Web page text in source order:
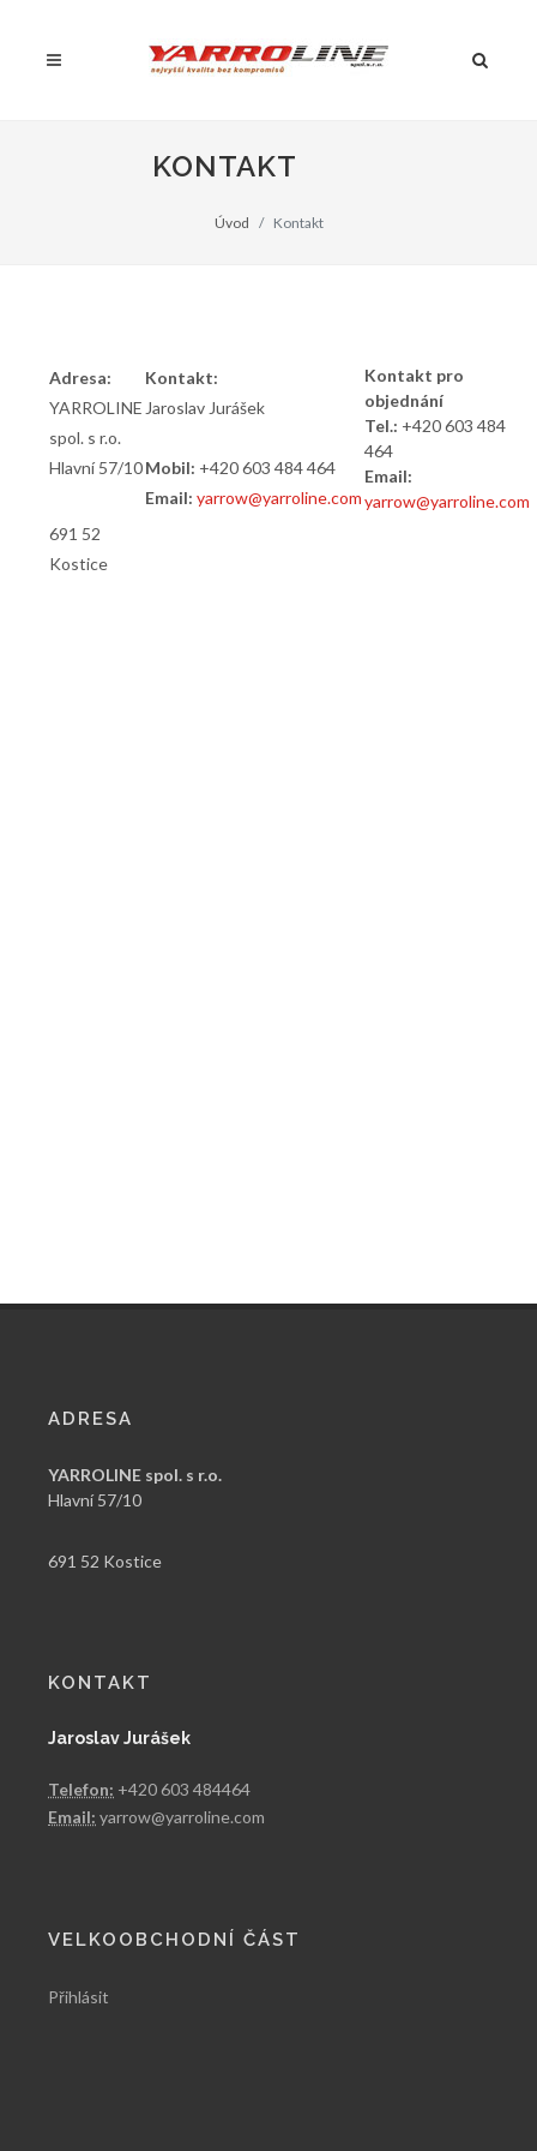
KONTAKT
Úvod Kontakt
Adresa:
YARROLINE
spol. s r.o.
Hlavní 57/10
691 52
Kostice
Kontakt:
Jaroslav Jurášek
Mobil: +420 603 484 464
Email: yarrow@yarroline.com
Kontakt pro
objednání
Tel.: +420 603 484
464
Email:
yarrow@yarroline.com
ADRESA
YARROLINE spol. s r.o.
Hlavní 57/10
691 52 Kostice
KONTAKT
Jaroslav Jurášek
Telefon: +420 603 484464
Email: yarrow@yarroline.com
VELKOOBCHODNÍ ČÁST
Přihlásit